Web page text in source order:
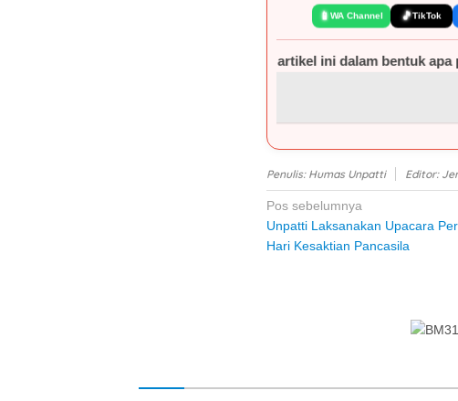
📱WA Channel 🎵TikTok
atau seluruh isi artikel ini dalam bentuk apa pun tanpa izin tertulis
Penulis: Humas Unpatti Editor:
Navigasi
pos
Pos sebelumnya
Unpatti Laksanakan Upacara
Hari Kesaktian Pancasila